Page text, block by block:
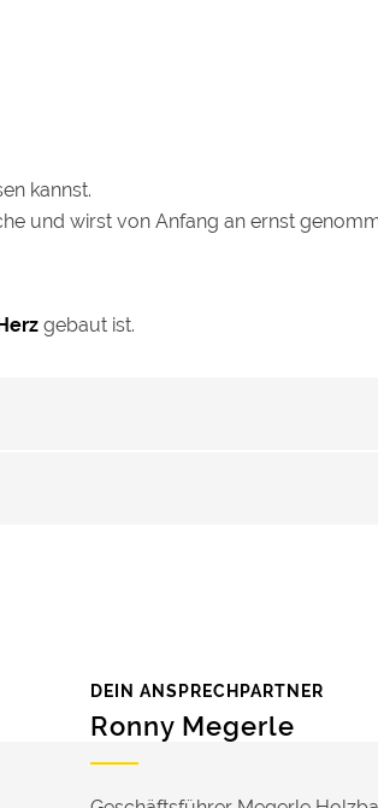
kannst.
und wirst von Anfang an ernst
gebaut ist.
DEIN ANSPRECHPARTNER
Ronny Megerle